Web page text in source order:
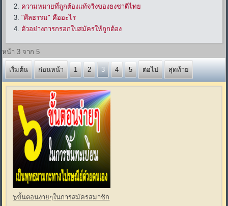
ความหมายที่ถูกต้องแท้จริงของธงชาติไทย
"ศีลธรรม" คืออะไร
ตัวอย่างการกรอกใบสมัครให้ถูกต้อง
หน้า 3 จาก 5
เริ่มต้น ก่อนหน้า 1 2 3 4 5 ต่อไป สุดท้าย
๖ขั้นตอนง่ายๆในการสมัครสมาชิก